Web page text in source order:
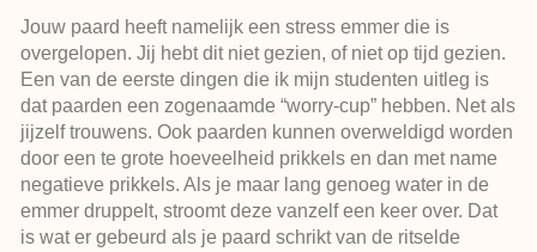
Jouw paard heeft namelijk een stress emmer die is
overgelopen. Jij hebt dit niet gezien, of niet op tijd gezien.
Een van de eerste dingen die ik mijn studenten uitleg is
dat paarden een zogenaamde “worry-cup” hebben. Net als
jijzelf trouwens. Ook paarden kunnen overweldigd worden
door een te grote hoeveelheid prikkels en dan met name
negatieve prikkels. Als je maar lang genoeg water in de
emmer druppelt, stroomt deze vanzelf een keer over. Dat
is wat er gebeurd als je paard schrikt van de ritselde